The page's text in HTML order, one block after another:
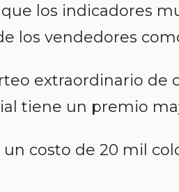
los indicadores
los vendedores
extraordinario de
tiene un premio
costo de 20 mil